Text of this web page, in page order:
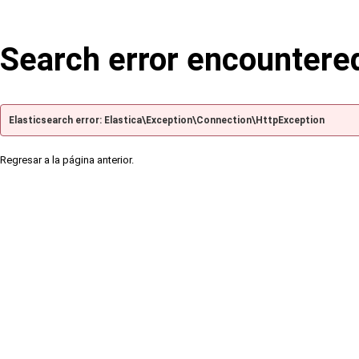
Search error
Elasticsearch error: Elastica\Exception\Connection\HttpException
Regresar a la página anterior.